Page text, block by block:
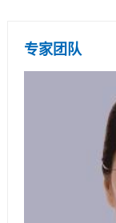
专家团队